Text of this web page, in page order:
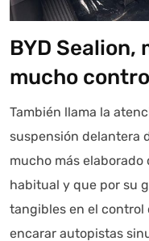
BYD Sealion,
mucho
También llama la
suspensión delantera
mucho más elaborado
habitual y que por su
tangibles en el control
encarar autopistas